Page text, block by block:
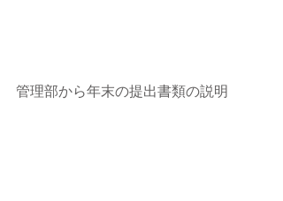
管理部から年末の提出書類の説明